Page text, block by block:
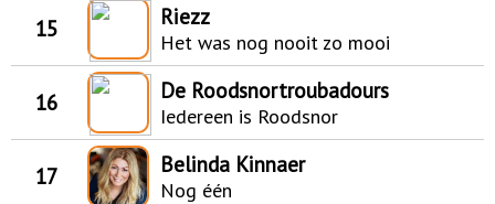
15 Riezz
Het was nog nooit zo mooi
16 De Roodsnortroubadours
Iedereen is Roodsnor
17 Belinda Kinnaer
Nog één